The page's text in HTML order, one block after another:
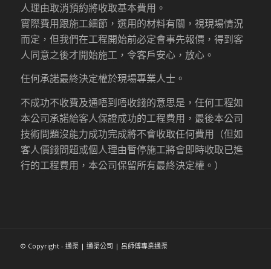
人理由取消預約將收取基本費用。
實際費用跟施工細節，選用的材料有關，視現場情況
而定，但我們在工程開始前必定會事先報價，得到客
人同意之後才開始施工，令客戶安心，放心。
任何承諾最終決定權於現場專業人士。
不成功不收費及通唔到唔收錢的意思是，任何工程如
本公司承諾給客人保證成功的工程費用，最後本公司
技術問題沒能力成功完成將不會收取任何費用（但如
客人價錢問題或個人理由暫停施工將會即時收取已進
行的工程費用，本公司保留所有最終決定權。）
© Copyright - 通渠 | 通渠公司 | 呂師傅專業通渠